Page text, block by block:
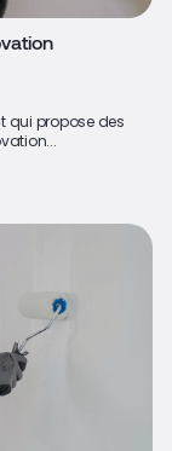
qui propose des